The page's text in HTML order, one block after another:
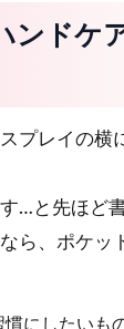
ドケ
プレイの横
…と先ほど
ら、ポケッ
慣にしたいも